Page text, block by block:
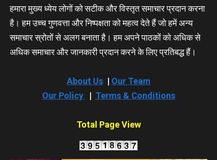
हमारा मुख्य ध्येय लोगों को सटीक और विस्तृत समाचार प्रदान करना
है। हम उच्च गुणवत्ता और निष्पक्षता को महत्व देते हैं जो हमें अन्य
समाचार स्रोतों से अलग बनाता है। हम अपने पाठकों को अधिक से
अधिक समाचार और जानकारी प्रदान करने के लिए प्रतिबद्ध हैं।
About Us| Our Team
Our Policy
| Terms & Conditions
Total Page View